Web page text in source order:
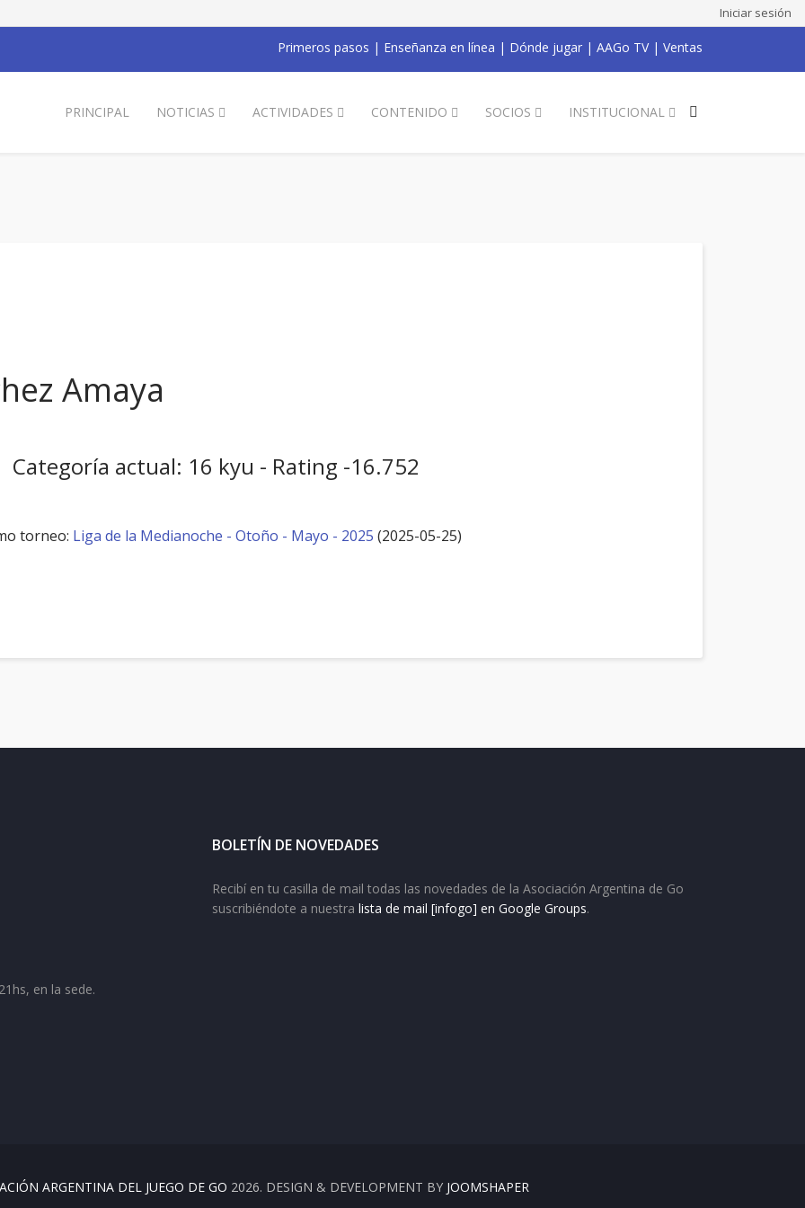
Iniciar sesión
Primeros pasos | Enseñanza en línea | Dónde jugar | AAGo TV| Ventas
PRINCIPAL NOTICIAS ACTIVIDADES CONTENIDO SOCIOS INSTITUCIONAL
Amaya
Categoría actual: 16 kyu - Rating -16.752
torneo: Liga de la Medianoche - Otoño - Mayo - 2025 (2025-05-25)
en la sede.
BOLETÍN DE NOVEDADES
Recibí en tu casilla de mail todas las novedades de la Asociación Argentina de Go
suscribiéndote a nuestra lista de mail [infogo] en Google Groups.
ARGENTINA DEL JUEGO DE GO 2026. DESIGN & DEVELOPMENT BY JOOMSHAPER